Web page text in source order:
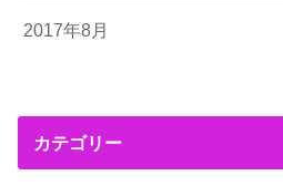
2017年8月
カテゴリー